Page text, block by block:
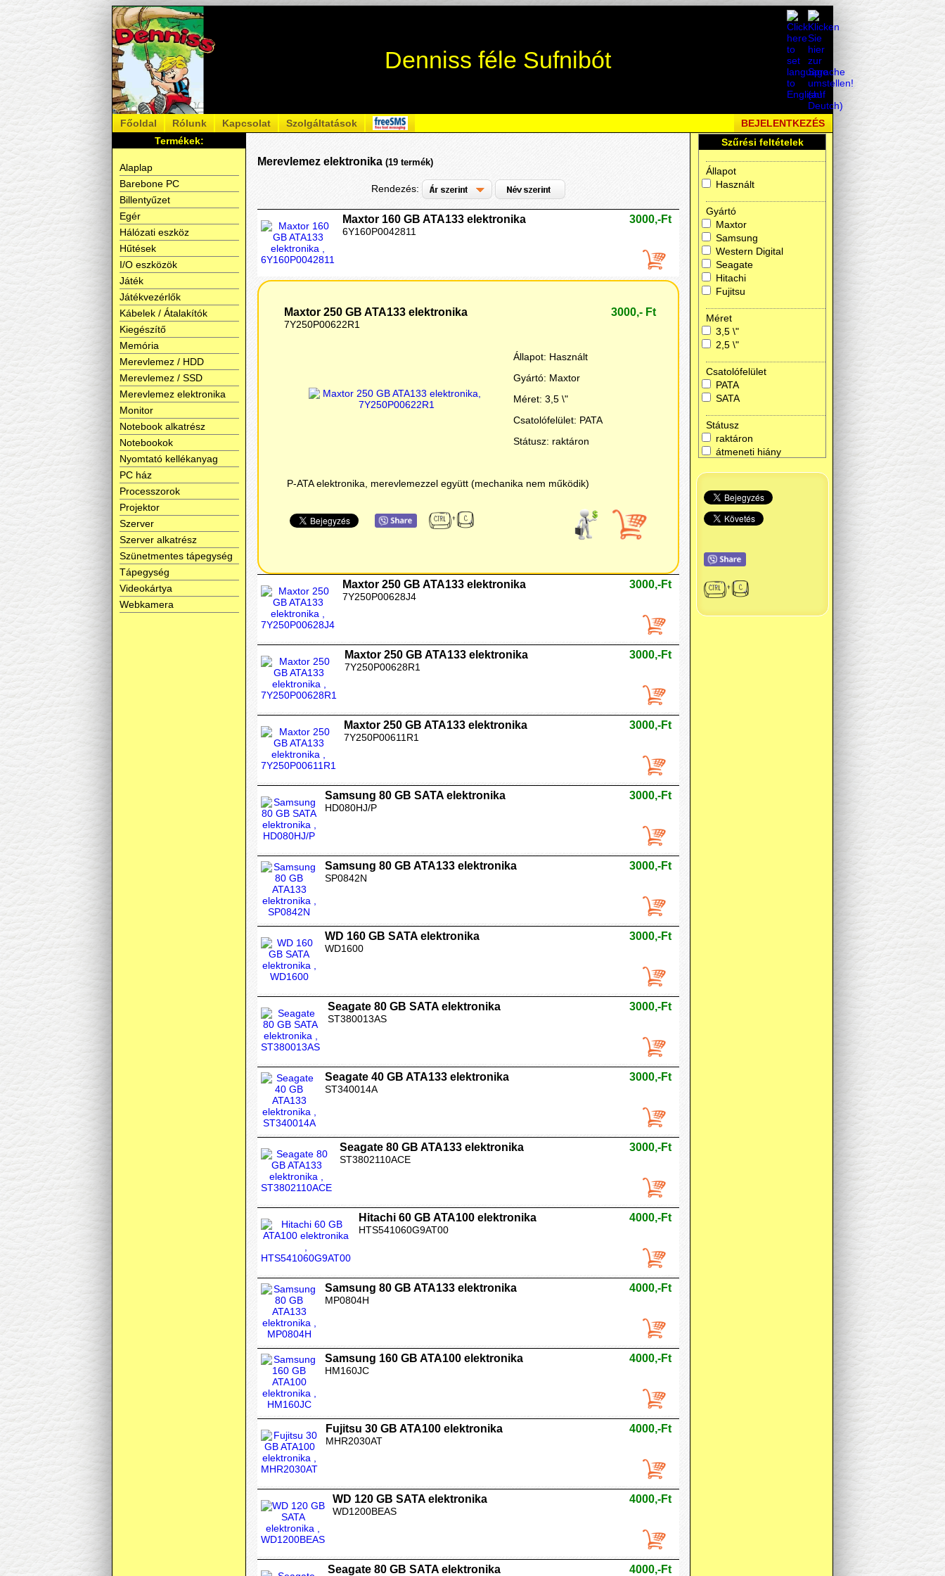
Denniss féle Sufnibót
Főoldal Rólunk Kapcsolat Szolgáltatások
BEJELENTKEZÉS
Termékek:
Alaplap
Barebone PC
Billentyűzet
Egér
Hálózati eszköz
Hűtések
I/O eszközök
Játék
Játékvezérlők
Kábelek / Átalakítók
Kiegészítő
Memória
Merevlemez / HDD
Merevlemez / SSD
Merevlemez elektronika
Monitor
Notebook alkatrész
Notebookok
Nyomtató kellékanyag
PC ház
Processzorok
Projektor
Szerver
Szerver alkatrész
Szünetmentes tápegység
Tápegység
Videokártya
Webkamera
Merevlemez elektronika (19 termék)
Rendezés:
Maxtor 160 GB ATA133 elektronika
6Y160P0042811
3000,-Ft
Maxtor 250 GB ATA133 elektronika
7Y250P00622R1
3000,- Ft
Állapot: Használt
Gyártó: Maxtor
Méret: 3,5 \"
Csatolófelület: PATA
Státusz: raktáron
P-ATA elektronika, merevlemezzel együtt (mechanika nem működik)
Maxtor 250 GB ATA133 elektronika
7Y250P00628J4
3000,-Ft
Maxtor 250 GB ATA133 elektronika
7Y250P00628R1
3000,-Ft
Maxtor 250 GB ATA133 elektronika
7Y250P00611R1
3000,-Ft
Samsung 80 GB SATA elektronika
HD080HJ/P
3000,-Ft
Samsung 80 GB ATA133 elektronika
SP0842N
3000,-Ft
WD 160 GB SATA elektronika
WD1600
3000,-Ft
Seagate 80 GB SATA elektronika
ST380013AS
3000,-Ft
Seagate 40 GB ATA133 elektronika
ST340014A
3000,-Ft
Seagate 80 GB ATA133 elektronika
ST3802110ACE
3000,-Ft
Hitachi 60 GB ATA100 elektronika
HTS541060G9AT00
4000,-Ft
Samsung 80 GB ATA133 elektronika
MP0804H
4000,-Ft
Samsung 160 GB ATA100 elektronika
HM160JC
4000,-Ft
Fujitsu 30 GB ATA100 elektronika
MHR2030AT
4000,-Ft
WD 120 GB SATA elektronika
WD1200BEAS
4000,-Ft
Seagate 80 GB SATA elektronika 4000,-Ft
Szűrési feltételek
Állapot
Használt
Gyártó
Maxtor
Samsung
Western Digital
Seagate
Hitachi
Fujitsu
Méret
3,5 \"
2,5 \"
Csatolófelület
PATA
SATA
Státusz
raktáron
átmeneti hiány